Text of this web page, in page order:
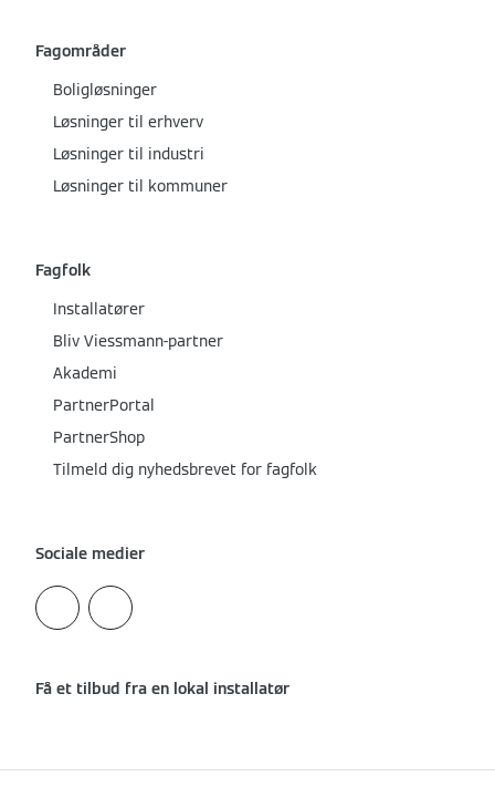
Fagområder
Boligløsninger
Løsninger til erhverv
Løsninger til industri
Løsninger til kommuner
Fagfolk
Installatører
Bliv Viessmann-partner
Akademi
PartnerPortal
PartnerShop
Tilmeld dig nyhedsbrevet for fagfolk
Sociale medier
Få et tilbud fra en lokal installatør